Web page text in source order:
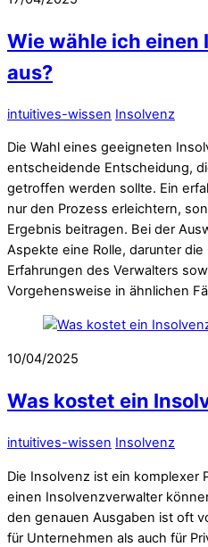
Wie wähle ich
aus?
intuitives-wissen Insolvenz
Die Wahl eines geeigneten
entscheidende Entscheidung,
getroffen werden sollte. Ein
nur den Prozess erleichtern,
Ergebnis beitragen. Bei der
Aspekte eine Rolle, darunter die
Erfahrungen des Verwalters
Vorgehensweise in ähnlichen
10/04/2025
Was kostet ein
intuitives-wissen Insolvenz
Die Insolvenz ist ein komplexer
einen Insolvenzverwalter
den genauen Ausgaben ist oft
für Unternehmen als auch für